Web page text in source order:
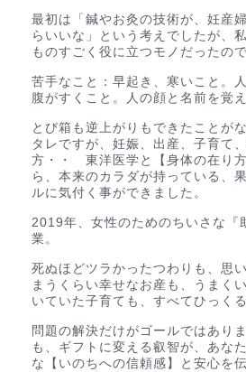
最初は「鍼やお灸の技術が、妊産
らいいな」という考えでしたが、
ものすごく役に立つモノだったので
苦手なこと：早起き、寒いこと。
腹がすくこと。人の顔と名前を覚
とび箱も逆上がりもできたことが
タレですが、妊娠、出産、子育て
方・・ 東洋医学と【身体の在り
ら、本来のカラダが持っている、
ルに気付く事ができました。
2019年、女性のためのちいさな『
業。
死ぬほどツラかったつわりも、思
まうくらい幸せなお産も、うまく
いていた子育ても、すべてひっく
問題の解決だけがゴールではあり
も、ギフトに変える叡智が、あな
な【いのちへの信頼感】と安心を